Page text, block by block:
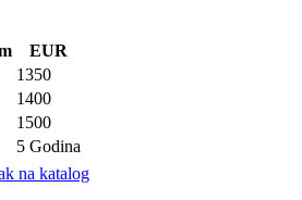
EUR
1350
1400
1500
5 Godina
na katalog